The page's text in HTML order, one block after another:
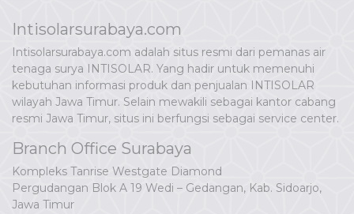
Intisolarsurabaya.com
Intisolarsurabaya.com adalah situs resmi dari pemanas air
tenaga surya INTISOLAR. Yang hadir untuk memenuhi
kebutuhan informasi produk dan penjualan INTISOLAR
wilayah Jawa Timur. Selain mewakili sebagai kantor cabang
resmi Jawa Timur, situs ini berfungsi sebagai service center.
Branch Office Surabaya
Kompleks Tanrise Westgate Diamond
Pergudangan Blok A 19 Wedi – Gedangan, Kab. Sidoarjo,
Jawa Timur